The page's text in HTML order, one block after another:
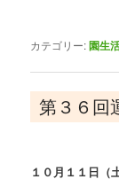
カテゴリー:園生
第３６回
１０月１１日